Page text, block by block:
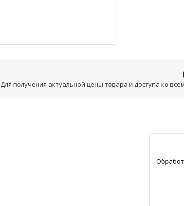
Для получения актуальной цены товара и доступа ко